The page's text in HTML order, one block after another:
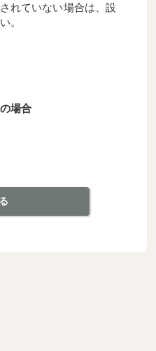
れていない場合は、設
。
場合